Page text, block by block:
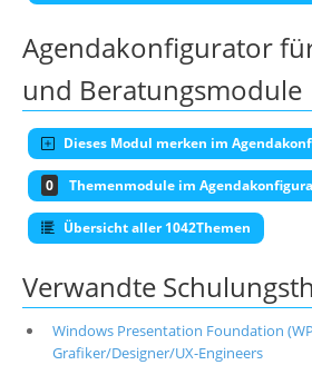
Agendakonfigurator
und Beratungsmodule
Dieses Modul merken im
0 Themenmodule im
Übersicht aller 1042Themen
Verwandte
Windows Presentation Foundation
Grafiker/Designer/UX-Engineers